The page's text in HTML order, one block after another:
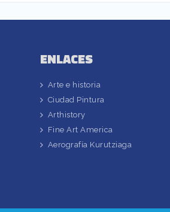
ENLACES
Arte e historia
Ciudad Pintura
Arthistory
Fine Art America
Aerografía Kurutziaga